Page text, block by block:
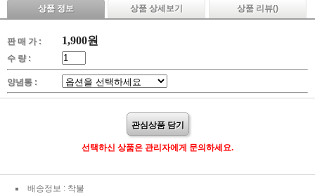
상품 정보 상품 상세보기 상품 리뷰()
판 매 가 : 1,900원
수 량 :
양념통 :
관심상품 담기
선택하신 상품은 관리자에게 문의하세요.
배송정보 : 착불